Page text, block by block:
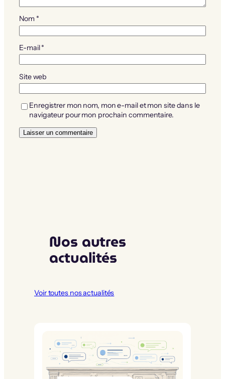
Nom *
E-mail*
Site web
Enregistrer mon nom, mon e-mail et mon site dans le
navigateur pour mon prochain commentaire.
Nos autres
actualités
Voir toutes nos actualités